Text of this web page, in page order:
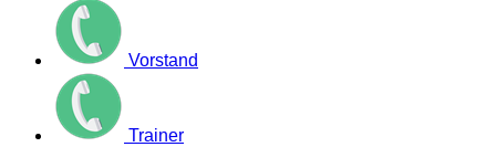
Vorstand
Trainer